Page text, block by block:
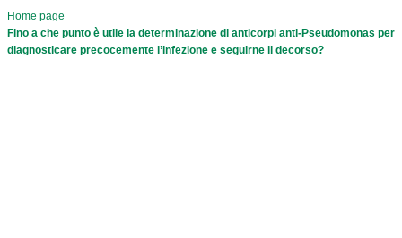
Home page
Fino a che punto è utile la determinazione di anticorpi anti-Pseudomonas per
diagnosticare precocemente l’infezione e seguirne il decorso?